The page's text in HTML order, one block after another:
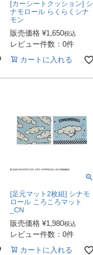
[カーシートクッション] シ
ナモロール らくらくシナ
モン
販売価格 ¥1,650税込
レビュー件数：0件
カートに入れる
[足元マット2枚組] シナモ
ロール ころころマット
_CN
販売価格 ¥1,980税込
レビュー件数：0件
カートに入れる